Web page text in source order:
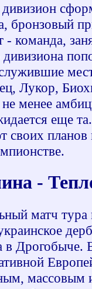
бронзовый
- команда,
Лукор,
не менее
еще
своих
-
матч тура
в Дрогобыче.
массовым